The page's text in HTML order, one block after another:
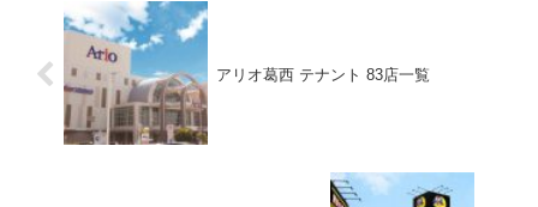
アリオ葛西 テナント 83店一覧